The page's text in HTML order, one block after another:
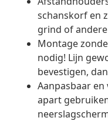
schanskorf en
grind of
Montage
nodig! Lijn
bevestigen,
Aanpasbaar
apart